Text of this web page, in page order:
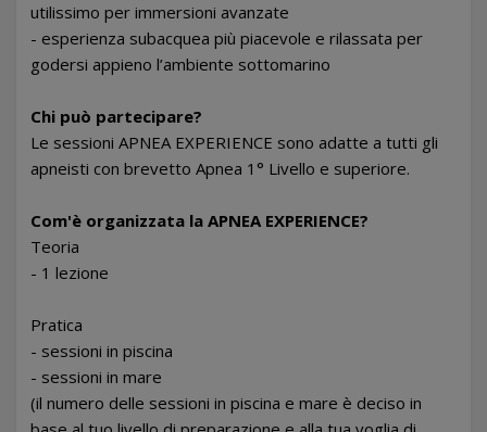
utilissimo per immersioni avanzate
- esperienza subacquea più piacevole e rilassata per
godersi appieno l’ambiente sottomarino
Chi può partecipare?
Le sessioni APNEA EXPERIENCE sono adatte a tutti gli
apneisti con brevetto Apnea 1° Livello e superiore.
Com'è organizzata la APNEA EXPERIENCE?
Teoria
- 1 lezione
Pratica
- sessioni in piscina
- sessioni in mare
(il numero delle sessioni in piscina e mare è deciso in